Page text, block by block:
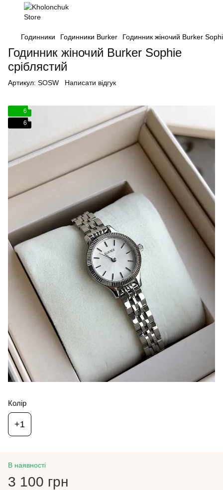
Годинники Годинники Burker Годинник жіночий Burker
Годинник жіночий Burker Sophie
сріблястий
Артикул: SOSW Написати відгук
6
6
Колір
+1
В наявності
3 100 грн